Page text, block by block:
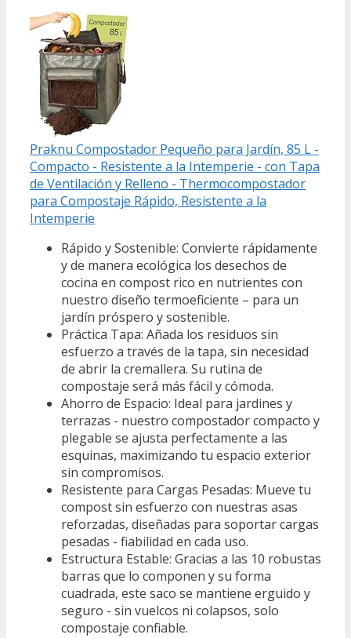
Praknu Compostador Pequeño para Jardín, 85 L -
Compacto - Resistente a la Intemperie - con Tapa
de Ventilación y Relleno - Thermocompostador
para Compostaje Rápido, Resistente a la
Intemperie
Rápido y Sostenible: Convierte rápidamente
y de manera ecológica los desechos de
cocina en compost rico en nutrientes con
nuestro diseño termoeficiente – para un
jardín próspero y sostenible.
Práctica Tapa: Añada los residuos sin
esfuerzo a través de la tapa, sin necesidad
de abrir la cremallera. Su rutina de
compostaje será más fácil y cómoda.
Ahorro de Espacio: Ideal para jardines y
terrazas - nuestro compostador compacto y
plegable se ajusta perfectamente a las
esquinas, maximizando tu espacio exterior
sin compromisos.
Resistente para Cargas Pesadas: Mueve tu
compost sin esfuerzo con nuestras asas
reforzadas, diseñadas para soportar cargas
pesadas - fiabilidad en cada uso.
Estructura Estable: Gracias a las 10 robustas
barras que lo componen y su forma
cuadrada, este saco se mantiene erguido y
seguro - sin vuelcos ni colapsos, solo
compostaje confiable.